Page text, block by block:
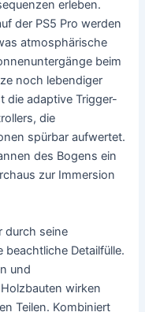
erleben.
der PS5 Pro werden
atmosphärische
beim
noch lebendiger
die adaptive Trigger-
die
spürbar aufwertet.
des Bogens ein
zur Immersion
durch seine
Detailfülle.
und
wirken
Teilen. Kombiniert